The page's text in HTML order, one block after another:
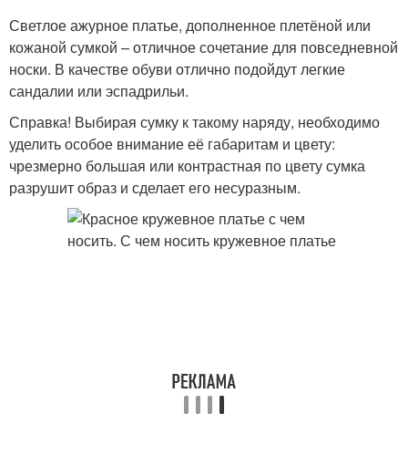
Светлое ажурное платье, дополненное плетёной или
кожаной сумкой – отличное сочетание для повседневной
носки. В качестве обуви отлично подойдут легкие
сандалии или эспадрильи.
Справка! Выбирая сумку к такому наряду, необходимо
уделить особое внимание её габаритам и цвету:
чрезмерно большая или контрастная по цвету сумка
разрушит образ и сделает его несуразным.